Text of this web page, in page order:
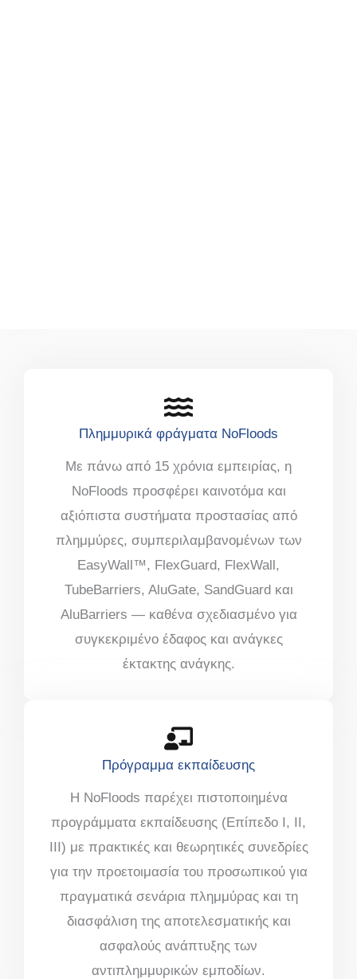
Πλημμυρικά φράγματα NoFloods
Με πάνω από 15 χρόνια εμπειρίας, η
NoFloods προσφέρει καινοτόμα και
αξιόπιστα συστήματα προστασίας από
πλημμύρες, συμπεριλαμβανομένων των
EasyWall™, FlexGuard, FlexWall,
TubeBarriers, AluGate, SandGuard και
AluBarriers — καθένα σχεδιασμένο για
συγκεκριμένο έδαφος και ανάγκες
έκτακτης ανάγκης.
Πρόγραμμα εκπαίδευσης
Η NoFloods παρέχει πιστοποιημένα
προγράμματα εκπαίδευσης (Επίπεδο I, II,
III) με πρακτικές και θεωρητικές συνεδρίες
για την προετοιμασία του προσωπικού για
πραγματικά σενάρια πλημμύρας και τη
διασφάλιση της αποτελεσματικής και
ασφαλούς ανάπτυξης των
αντιπλημμυρικών εμποδίων.